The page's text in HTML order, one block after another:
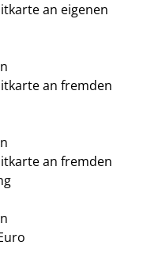
an eigenen
an fremden
an fremden